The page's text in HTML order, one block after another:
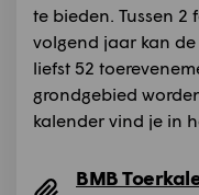
te bieden. Tussen
volgend jaar kan
liefst 52
grondgebied
kalender vind je in
BMB